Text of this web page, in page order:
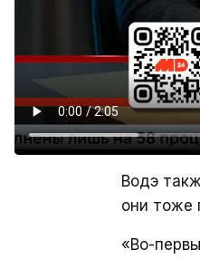
Водэ
они тоже
«Во-